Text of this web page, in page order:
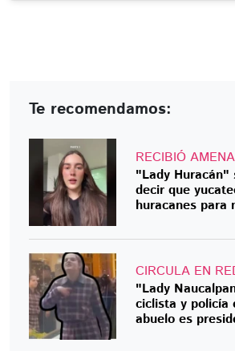
Te recomendamos:
RECIBIÓ
"Lady Huracán"
decir que
huracanes para
CIRCULA EN
"Lady
ciclista y policía
abuelo es